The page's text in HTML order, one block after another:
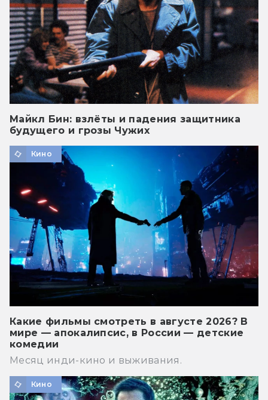
Майкл Бин: взлёты и падения защитника
будущего и грозы Чужих
Кино
Какие фильмы смотреть в августе 2026? В
мире — апокалипсис, в России — детские
комедии
Месяц инди-кино и выживания.
Кино